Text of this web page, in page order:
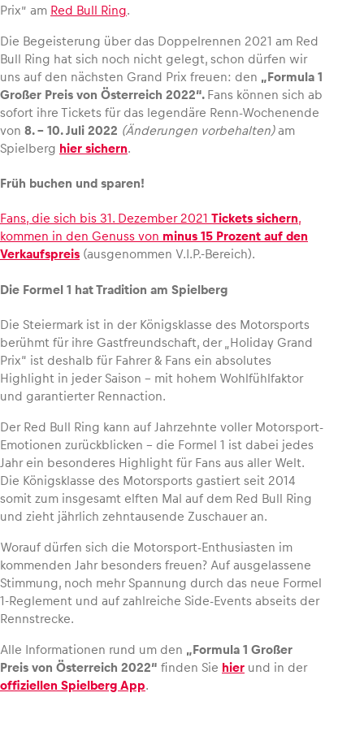
Fahrzeug
Alle anzeigen
Business
Glossar
Alle anzeigen
Prix” am Red Bull Ring.
Die Begeisterung über das Doppelrennen 2021 am Red
Bull Ring hat sich noch nicht gelegt, schon dürfen wir
uns auf den nächsten Grand Prix freuen: den „Formula 1
Großer Preis von Österreich 2022“. Fans können sich ab
sofort ihre Tickets für das legendäre Renn-Wochenende
von 8. – 10. Juli 2022 (Änderungen vorbehalten)am
Spielberg hier sichern.
Früh buchen und sparen!
Fans, die sich bis 31. Dezember 2021 Tickets sichern,
kommen in den Genuss von minus 15 Prozent auf den
Verkaufspreis (ausgenommen V.I.P.-Bereich).
Die Formel 1 hat Tradition am Spielberg
Die Steiermark ist in der Königsklasse des Motorsports
berühmt für ihre Gastfreundschaft, der „Holiday Grand
Prix“ ist deshalb für Fahrer & Fans ein absolutes
Highlight in jeder Saison – mit hohem Wohlfühlfaktor
und garantierter Rennaction.
Der Red Bull Ring kann auf Jahrzehnte voller Motorsport-
Emotionen zurückblicken – die Formel 1 ist dabei jedes
Jahr ein besonderes Highlight für Fans aus aller Welt.
Die Königsklasse des Motorsports gastiert seit 2014
somit zum insgesamt elften Mal auf dem Red Bull Ring
und zieht jährlich zehntausende Zuschauer an.
Worauf dürfen sich die Motorsport-Enthusiasten im
kommenden Jahr besonders freuen? Auf ausgelassene
Stimmung, noch mehr Spannung durch das neue Formel
1-Reglement und auf zahlreiche Side-Events abseits der
Rennstrecke.
Alle Informationen rund um den „Formula 1 Großer
Preis von Österreich 2022“ finden Sie hier und in der
offiziellen Spielberg App.